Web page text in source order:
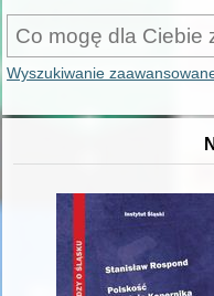
Wyszukiwanie